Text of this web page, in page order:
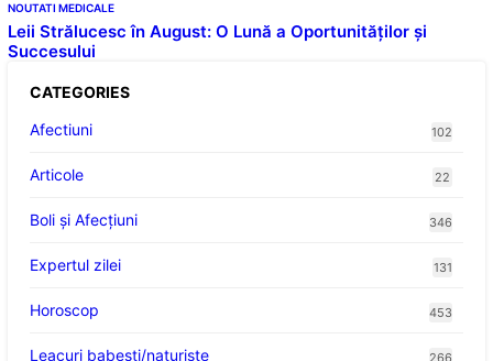
NOUTATI MEDICALE
Leii Strălucesc în August: O Lună a Oportunităților și
Succesului
CATEGORIES
Afectiuni
102
Articole 22
Boli și Afecțiuni 346
Expertul zilei 131
Horoscop 453
Leacuri babesti/naturiste 266